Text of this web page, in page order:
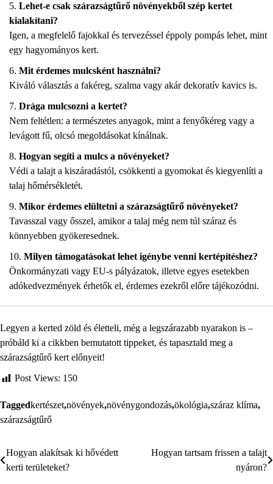
Lehet-e csak szárazságtűrő növényekből szép kertet
kialakítani?
Igen, a megfelelő fajokkal és tervezéssel éppoly pompás lehet, mint
egy hagyományos kert.
Mit érdemes mulcsként használni?
Kiváló választás a fakéreg, szalma vagy akár dekoratív kavics is.
Drága mulcsozni a kertet?
Nem feltétlen: a természetes anyagok, mint a fenyőkéreg vagy a
levágott fű, olcsó megoldásokat kínálnak.
Hogyan segíti a mulcs a növényeket?
Védi a talajt a kiszáradástól, csökkenti a gyomokat és kiegyenlíti a
talaj hőmérsékletét.
Mikor érdemes elültetni a szárazságtűrő növényeket?
Tavasszal vagy ősszel, amikor a talaj még nem túl száraz és
könnyebben gyökeresednek.
Milyen támogatásokat lehet igénybe venni kertépítéshez?
Önkormányzati vagy EU-s pályázatok, illetve egyes esetekben
adókedvezmények érhetők el, érdemes ezekről előre tájékozódni.
Legyen a kerted zöld és életteli, még a legszárazabb nyarakon is –
próbáld ki a cikkben bemutatott tippeket, és tapasztald meg a
szárazságtűrő kert előnyeit!
Post Views: 150
Taggedkertészet,növények,növénygondozás,ökológia,száraz klíma,
szárazságtűrő
Bejegyzés
Hogyan alakítsak ki hővédett
kerti területeket?
Hogyan tartsam frissen a talajt
nyáron?